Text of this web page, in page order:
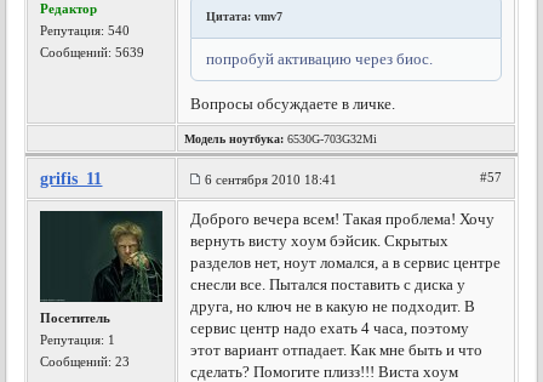
Редактор
Репутация:540
Сообщений: 5639
Цитата: vmv7
попробуй активацию через биос.
Вопросы обсуждаете в личке.
Модель ноутбука: 6530G-703G32Mi
grifis_11 6 сентября 2010 18:41 #57
Посетитель
Репутация: 1
Сообщений: 23
Доброго вечера всем! Такая проблема! Хочу
вернуть висту хоум бэйсик. Скрытых
разделов нет, ноут ломался, а в сервис центре
снесли все. Пытался поставить с диска у
друга, но ключ не в какую не подходит. В
сервис центр надо ехать 4 часа, поэтому
этот вариант отпадает. Как мне быть и что
сделать? Помогите плизз!!! Виста хоум